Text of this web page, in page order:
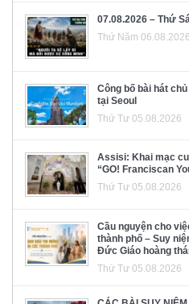
07.08.2026 – Thứ
Thứ Năm 06.08.2026
Công bố bài hát
tại Seoul
Thứ Tư 05.08.2026
Assisi: Khai mạc
“GO! Franciscan
Thứ Tư 05.08.2026
Cầu nguyện cho
thành phố – Suy
Đức Giáo hoàng
Thứ Tư 05.08.2026